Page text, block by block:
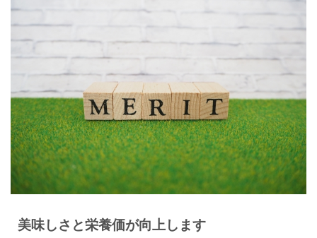
美味しさと栄養価が向上します